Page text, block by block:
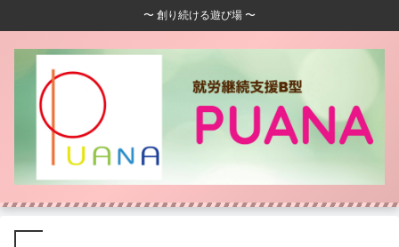
〜 創り続ける遊び場 〜